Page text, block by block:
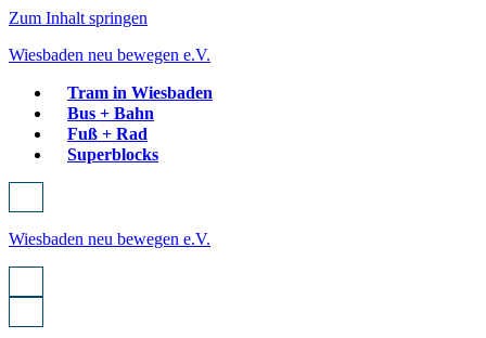
Zum Inhalt springen
Wiesbaden neu bewegen e.V.
Tram in Wiesbaden
Bus + Bahn
Fuß + Rad
Superblocks
Navigationsmenü
Wiesbaden neu bewegen e.V.
Navigationsmenü
Navigationsmenü